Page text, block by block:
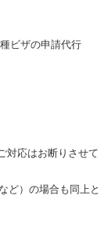
ビザの申請代行
対応はお断りさせて
ど）の場合も同上と